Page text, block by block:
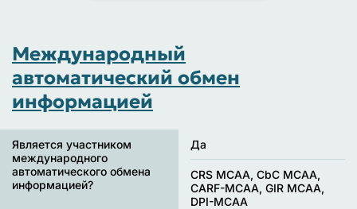
Международный
автоматический обмен
информацией
Является участником
международного
автоматического обмена
информацией?
Да
CRS MCAA, CbC MCAA,
CARF-MCAA, GIR MCAA,
DPI-MCAA